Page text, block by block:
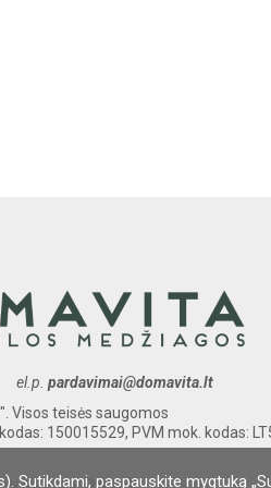
Sutikdami, paspauskite mygtuką
el.p. pardavimai@domavita.lt
Visos teisės saugomos
150015529, PVM mok. kodas:
kūrimas: